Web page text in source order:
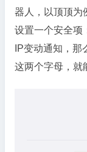
器人，以顶顶为
设置一个安全项
IP变动通知，
这两个字母，就